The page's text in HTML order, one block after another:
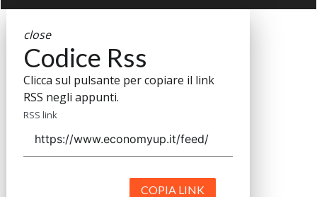
close
Codice Rss
Clicca sul pulsante per copiare il link
RSS negli appunti.
RSS link
COPIA LINK